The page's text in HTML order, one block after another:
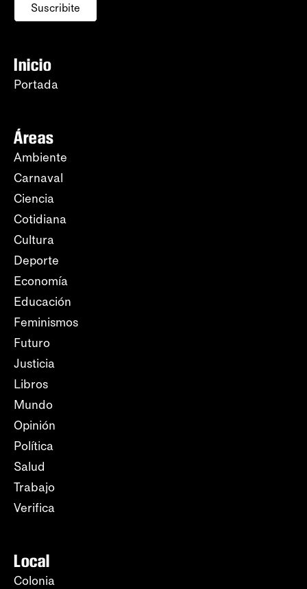
Suscribite
Inicio
Portada
Áreas
Ambiente
Carnaval
Ciencia
Cotidiana
Cultura
Deporte
Economía
Educación
Feminismos
Futuro
Justicia
Libros
Mundo
Opinión
Política
Salud
Trabajo
Verifica
Local
Colonia